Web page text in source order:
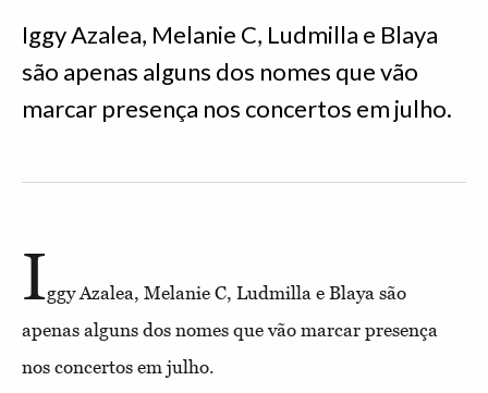
Iggy Azalea, Melanie C, Ludmilla e Blaya
são apenas alguns dos nomes que vão
marcar presença nos concertos em julho.
Iggy Azalea, Melanie C, Ludmilla e Blaya são
apenas alguns dos nomes que vão marcar presença
nos concertos em julho.